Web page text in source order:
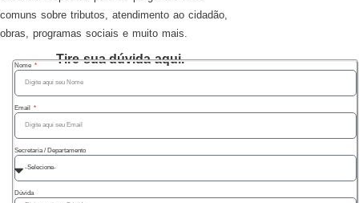
comuns sobre tributos, atendimento ao cidadão,
obras, programas sociais e muito mais.
Tire sua dúvida aqui.
Nome
Email
Secretaria / Departamento
Dúvida